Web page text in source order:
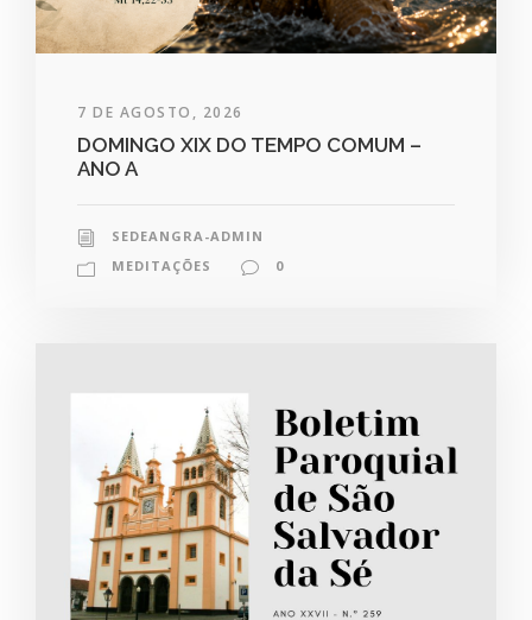
7 DE AGOSTO, 2026
DOMINGO XIX DO TEMPO COMUM –
ANO A
SEDEANGRA-ADMIN
MEDITAÇÕES
0